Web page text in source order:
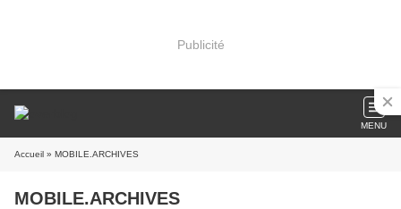
Publicité
MENU
Accueil » MOBILE.ARCHIVES
MOBILE.ARCHIVES